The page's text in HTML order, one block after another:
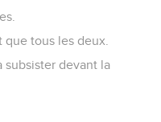
tous les deux.
subsister devant la